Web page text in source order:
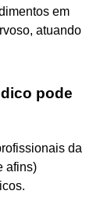
em
atuando
pode
da
afins)